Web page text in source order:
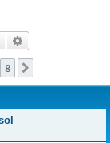
Rechercher
8